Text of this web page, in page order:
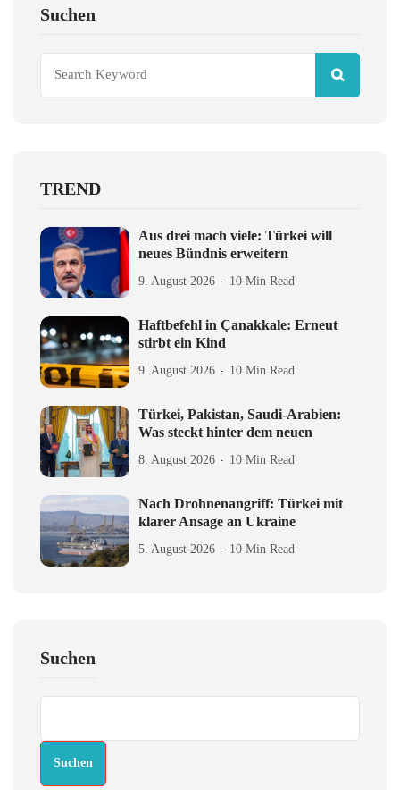
Suchen
TREND
Aus drei mach viele: Türkei will
neues Bündnis erweitern
9. August 2026 10 Min Read
Haftbefehl in Çanakkale: Erneut
stirbt ein Kind
9. August 2026 10 Min Read
Türkei, Pakistan, Saudi-Arabien:
Was steckt hinter dem neuen
8. August 2026 10 Min Read
Nach Drohnenangriff: Türkei mit
klarer Ansage an Ukraine
5. August 2026 10 Min Read
Suchen
Suchen